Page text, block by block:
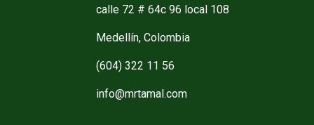
calle 72 # 64c 96 local 108
Medellín, Colombia
(604) 322 11 56
info@mrtamal.com